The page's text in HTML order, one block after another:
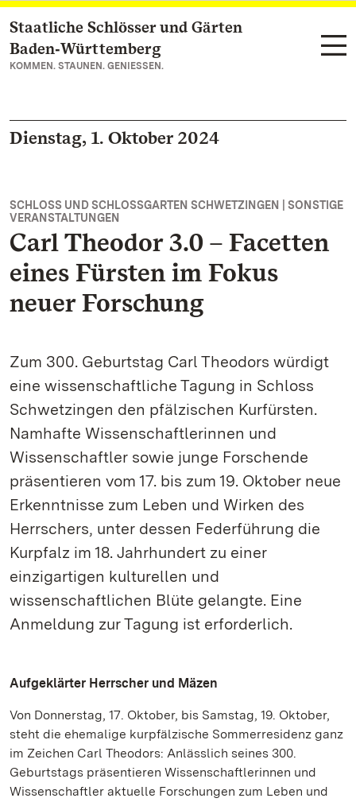
Zum Hauptinhalt springen
Staatliche Schlösser und Gärten
Baden‑Württemberg
KOMMEN. STAUNEN. GENIESSEN.
Dienstag, 1. Oktober 2024
SCHLOSS UND SCHLOSSGARTEN SCHWETZINGEN | SONSTIGE
VERANSTALTUNGEN
Carl Theodor 3.0 – Facetten
eines Fürsten im Fokus
neuer Forschung
Zum 300. Geburtstag Carl Theodors würdigt
eine wissenschaftliche Tagung in Schloss
Schwetzingen den pfälzischen Kurfürsten.
Namhafte Wissenschaftlerinnen und
Wissenschaftler sowie junge Forschende
präsentieren vom 17. bis zum 19. Oktober neue
Erkenntnisse zum Leben und Wirken des
Herrschers, unter dessen Federführung die
Kurpfalz im 18. Jahrhundert zu einer
einzigartigen kulturellen und
wissenschaftlichen Blüte gelangte. Eine
Anmeldung zur Tagung ist erforderlich.
Aufgeklärter Herrscher und Mäzen
Von Donnerstag, 17. Oktober, bis Samstag, 19. Oktober,
steht die ehemalige kurpfälzische Sommerresidenz ganz
im Zeichen Carl Theodors: Anlässlich seines 300.
Geburtstags präsentieren Wissenschaftlerinnen und
Wissenschaftler aktuelle Forschungen zum Leben und